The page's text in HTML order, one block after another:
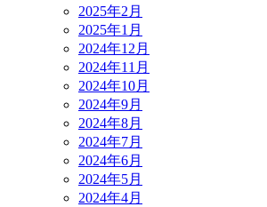
2025年2月
2025年1月
2024年12月
2024年11月
2024年10月
2024年9月
2024年8月
2024年7月
2024年6月
2024年5月
2024年4月